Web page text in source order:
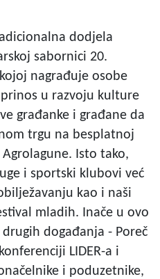
dodjela
sabornici 20.
nagrađuje osobe
u razvoju kulture
građanke i građane da
trgu na besplatnoj
Isto tako,
i sportski klubovi već
kao i naši
mladih. Inače u ovo
događanja - Poreč
LIDER-a i
i poduzetnike,